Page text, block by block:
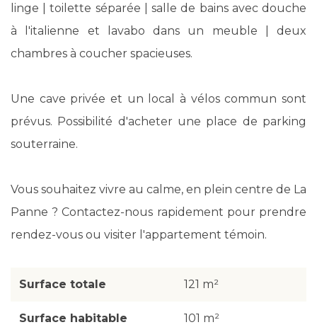
linge | toilette séparée | salle de bains avec douche
à l'italienne et lavabo dans un meuble | deux
chambres à coucher spacieuses.
Une cave privée et un local à vélos commun sont
prévus. Possibilité d'acheter une place de parking
souterraine.
Vous souhaitez vivre au calme, en plein centre de La
Panne ? Contactez-nous rapidement pour prendre
rendez-vous ou visiter l'appartement témoin.
Surface totale 121 m²
Surface habitable 101 m²